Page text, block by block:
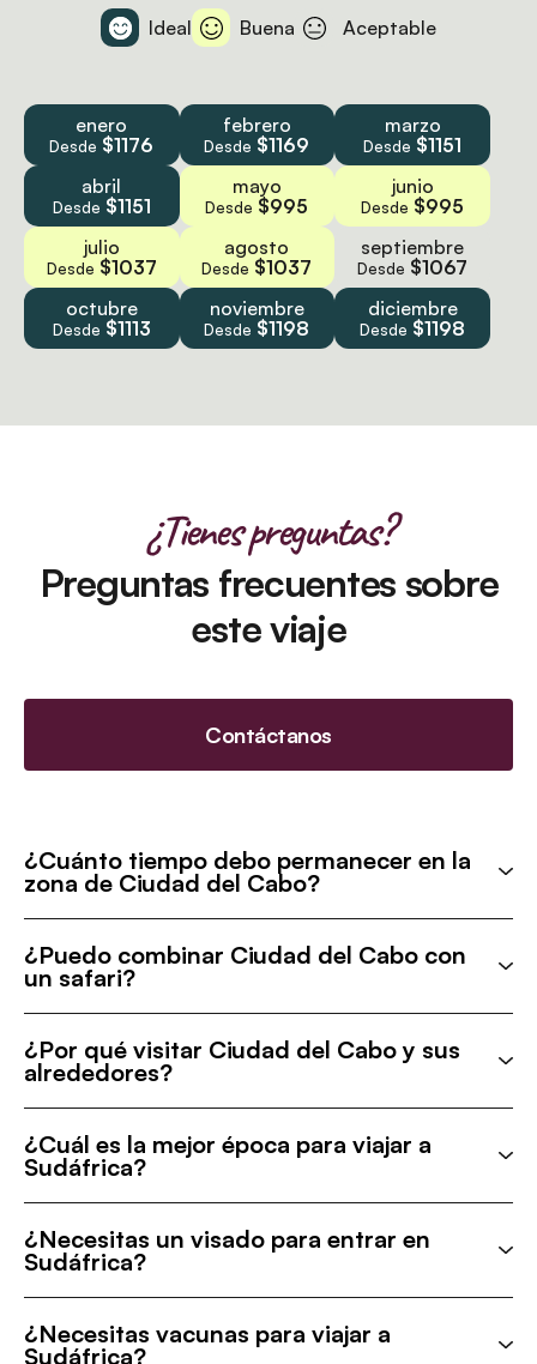
Ideal Buena Aceptable
enero
Desde $1176
febrero
Desde $1169
marzo
Desde $1151
abril
Desde $1151
mayo
Desde $995
junio
Desde $995
julio
Desde $1037
agosto
Desde $1037
septiembre
Desde $1067
octubre
Desde $1113
noviembre
Desde $1198
diciembre
Desde $1198
¿Tienes preguntas?
Preguntas frecuentes sobre
este viaje
Contáctanos
¿Cuánto tiempo debo permanecer en la
zona de Ciudad del Cabo?
¿Puedo combinar Ciudad del Cabo con
un safari?
¿Por qué visitar Ciudad del Cabo y sus
alrededores?
¿Cuál es la mejor época para viajar a
Sudáfrica?
¿Necesitas un visado para entrar en
Sudáfrica?
¿Necesitas vacunas para viajar a
Sudáfrica?